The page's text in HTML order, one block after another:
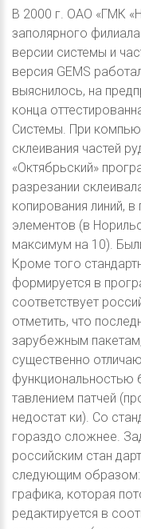
В 2000 г. ОАО «ГМК
заполярного
версии системы и
версия GEMS
выяснилось, на
конца
Системы. При
склеивания частей
«Октябрьский»
разрезании
копирования линий,
элементов (в
максимум на 10).
Кроме того
формируется в
соответствует
отметить, что
зарубежным
существенно
функциональностью
тавлением патчей
недостат ки). Со
гораздо сложнее.
российским стан
следующим образом:
графика, которая
редактируется в